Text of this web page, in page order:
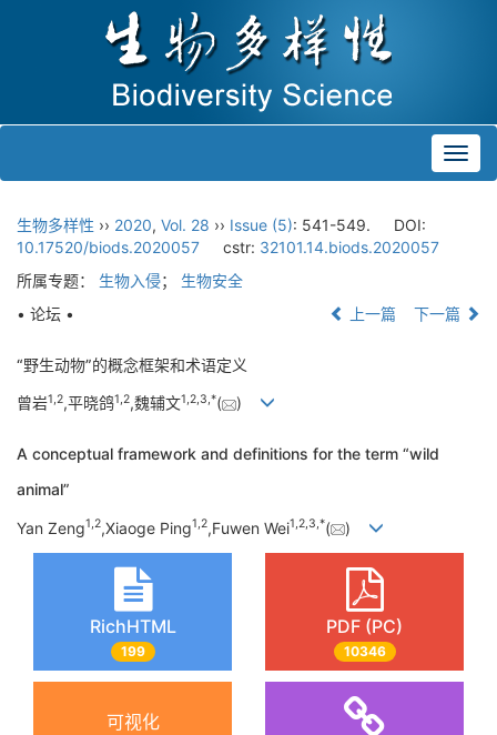
生物多样性 ›› 2020, Vol. 28 ›› Issue (5): 541-549.
DOI:
10.17520/biods.2020057
cstr: 32101.14.biods.2020057
所属专题： 生物入侵； 生物安全
• 论坛 •
上一篇 下一篇
“野生动物”的概念框架和术语定义
曾岩1,2,平晓鸽1,2,魏辅文1,2,3,*( )
A conceptual framework and definitions for the term “wild
animal”
Yan Zeng1,2,Xiaoge Ping1,2,Fuwen Wei1,2,3,*( )
RichHTML
199
PDF (PC)
10346
可视化